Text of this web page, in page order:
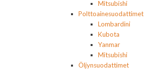
Mitsubishi
Polttoainesuodattimet
Lombardini
Kubota
Yanmar
Mitsubishi
Öljynsuodattimet